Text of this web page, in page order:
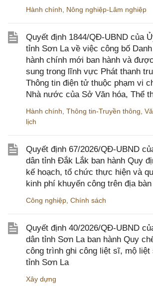
Hành chính Nông nghiệp-Lâm nghiệp
Quyết định 1844/QĐ-UBND của
tỉnh Sơn La về việc công bố
hành chính mới ban hành và
sung trong lĩnh vực Phát thanh
Thông tin điện tử thuộc phạm vi
Nhà nước của Sở Văn hóa, Thể
Hành chính Thông tin-Truyền thông
lịch
Quyết định 67/2026/QĐ-UBND
dân tỉnh Đắk Lắk ban hành Quy
kế hoạch, tổ chức thực hiện và
kinh phí khuyến công trên địa
Công nghiệp Chính sách
Quyết định 40/2026/QĐ-UBND
dân tỉnh Sơn La ban hành Quy
công trình ghi công liệt sĩ, mộ liệt
tỉnh Sơn La
Xây dựng